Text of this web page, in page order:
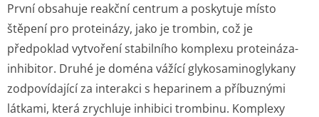
První obsahuje reakční centrum a poskytuje místo
štěpení pro proteinázy, jako je trombin, což je
předpoklad vytvoření stabilního komplexu proteináza-
inhibitor. Druhé je doména vážící glykosaminoglykany
zodpovídající za interakci s heparinem a příbuznými
látkami, která zrychluje inhibici trombinu. Komplexy